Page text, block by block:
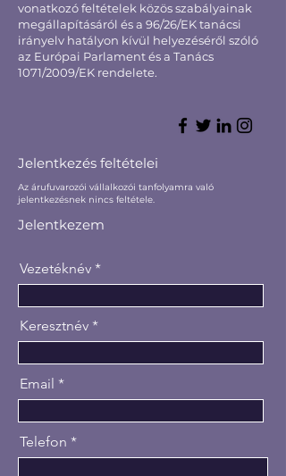
vonatkozó feltételek közös szabályainak
megállapításáról és a 96/26/EK tanácsi
irányelv hatályon kívül helyezéséről szóló
az Európai Parlament és a Tanács
1071/2009/EK rendelete.
Jelentkezés feltételei
Az árufuvarozói vállalkozói tanfolyamra való
jelentkezésnek nincs feltétele.
Jelentkezem
Vezetéknév
Keresztnév
Email
Telefon